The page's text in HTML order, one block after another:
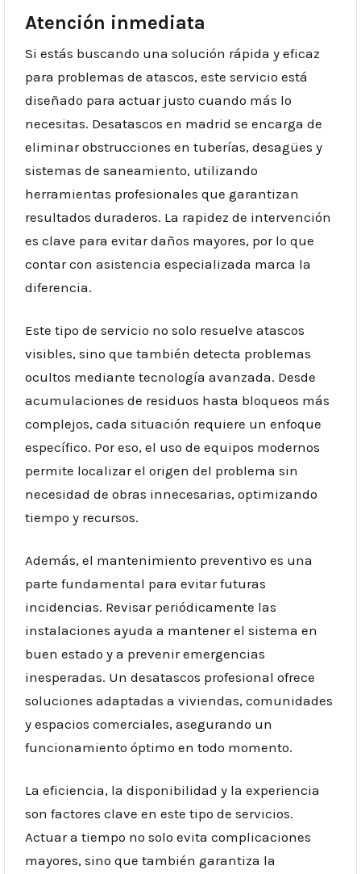
Atención inmediata
Si estás buscando una solución rápida y eficaz
para problemas de atascos, este servicio está
diseñado para actuar justo cuando más lo
necesitas. Desatascos en madrid se encarga de
eliminar obstrucciones en tuberías, desagües y
sistemas de saneamiento, utilizando
herramientas profesionales que garantizan
resultados duraderos. La rapidez de intervención
es clave para evitar daños mayores, por lo que
contar con asistencia especializada marca la
diferencia.
Este tipo de servicio no solo resuelve atascos
visibles, sino que también detecta problemas
ocultos mediante tecnología avanzada. Desde
acumulaciones de residuos hasta bloqueos más
complejos, cada situación requiere un enfoque
específico. Por eso, el uso de equipos modernos
permite localizar el origen del problema sin
necesidad de obras innecesarias, optimizando
tiempo y recursos.
Además, el mantenimiento preventivo es una
parte fundamental para evitar futuras
incidencias. Revisar periódicamente las
instalaciones ayuda a mantener el sistema en
buen estado y a prevenir emergencias
inesperadas. Un desatascos profesional ofrece
soluciones adaptadas a viviendas, comunidades
y espacios comerciales, asegurando un
funcionamiento óptimo en todo momento.
La eficiencia, la disponibilidad y la experiencia
son factores clave en este tipo de servicios.
Actuar a tiempo no solo evita complicaciones
mayores, sino que también garantiza la